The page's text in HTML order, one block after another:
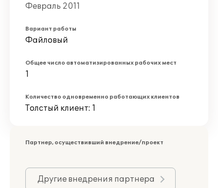
Февраль 2011
Вариант работы
Файловый
Общее число автоматизированных рабочих мест
1
Количество одновременно работающих клиентов
Толстый клиент: 1
Партнер, осуществивший внедрение/проект
Другие внедрения партнера